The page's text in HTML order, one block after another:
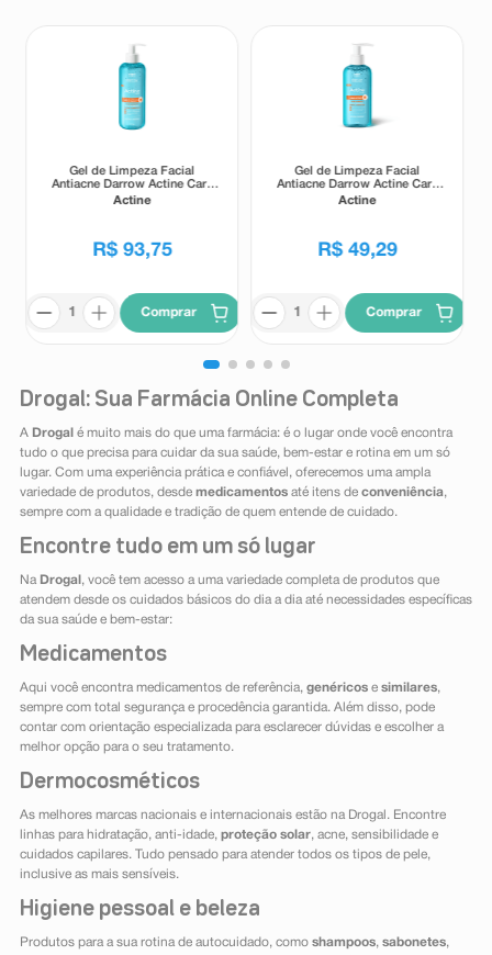
Gel de Limpeza Facial
Antiacne Darrow Actine Care
Alta Tolerância 400g
Actine
R$ 93,75
Comprar
Gel de Limpeza Facial
Antiacne Darrow Actine Care
Alta Tolerância 140g
Actine
R$ 49,29
Comprar
Drogal: Sua Farmácia Online Completa
A Drogal é muito mais do que uma farmácia: é o lugar onde você encontra
tudo o que precisa para cuidar da sua saúde, bem-estar e rotina em um só
lugar. Com uma experiência prática e confiável, oferecemos uma ampla
variedade de produtos, desde medicamentosaté itens de conveniência,
sempre com a qualidade e tradição de quem entende de cuidado.
Encontre tudo em um só lugar
Na Drogal , você tem acesso a uma variedade completa de produtos que
atendem desde os cuidados básicos do dia a dia até necessidades específicas
da sua saúde e bem-estar:
Medicamentos
Aqui você encontra medicamentos de referência, genéricose similares,
sempre com total segurança e procedência garantida. Além disso, pode
contar com orientação especializada para esclarecer dúvidas e escolher a
melhor opção para o seu tratamento.
Dermocosméticos
As melhores marcas nacionais e internacionais estão na Drogal. Encontre
linhas para hidratação, anti-idade, proteção solar, acne, sensibilidade e
cuidados capilares. Tudo pensado para atender todos os tipos de pele,
inclusive as mais sensíveis.
Higiene pessoal e beleza
Produtos para a sua rotina de autocuidado, como shampoos, sabonetes,